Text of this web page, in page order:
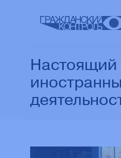
Настоящий